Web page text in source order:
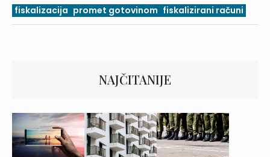
fiskalizacija promet gotovinom fiskalizirani računi
NAJČITANIJE